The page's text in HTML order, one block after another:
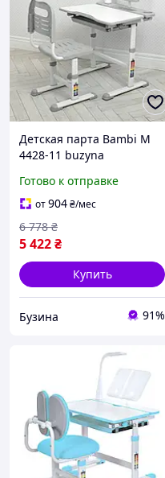
Детская парта Bambi M
4428-11 buzyna
Готово к отправке
от904₴/мес
5 422₴
6 778 ₴
Купить
Бузина 91%